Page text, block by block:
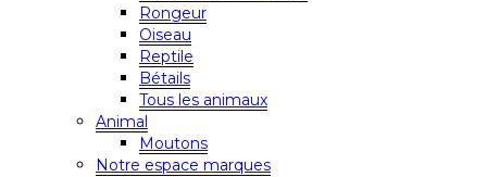
Rongeur
Oiseau
Reptile
Bétails
Tous les animaux
Animal
Moutons
Notre espace marques